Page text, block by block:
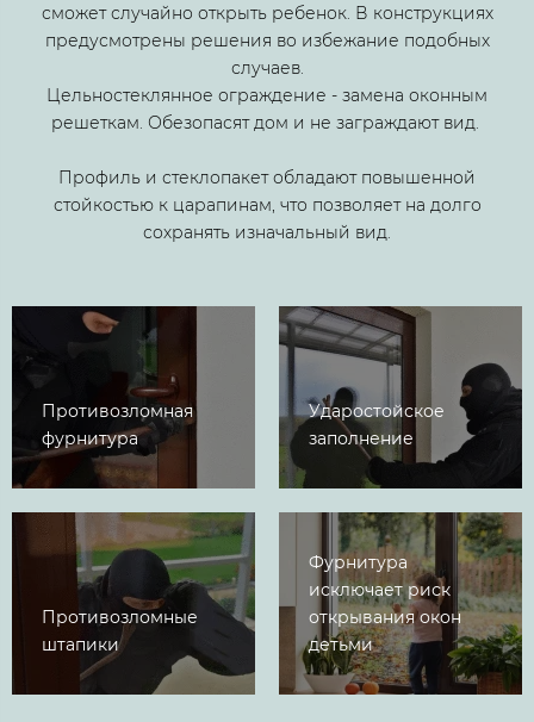
сможет случайно открыть ребенок. В конструкциях
предусмотрены решения во избежание подобных
случаев.​
Цельностеклянное ограждение - замена оконным
решеткам. Обезопасят дом и не заграждают вид.
Профиль и стеклопакет обладают повышенной
стойкостью к царапинам, что позволяет на долго
сохранять изначальный вид.
Противозломная
фурнитура
Ударостойское
заполнение
Противозломные
штапики
Фурнитура
исключает риск
открывания окон
детьми